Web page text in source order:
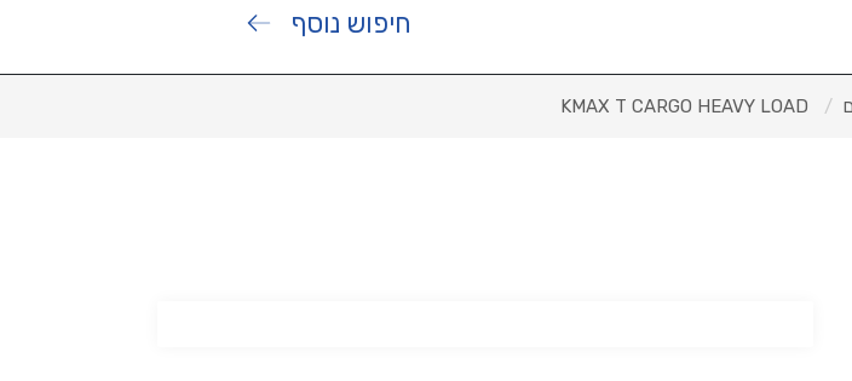
לרכב פרטי
לעבודות עפר
חיפוש נוסף
KMAX T CARGO HEAVY LOAD